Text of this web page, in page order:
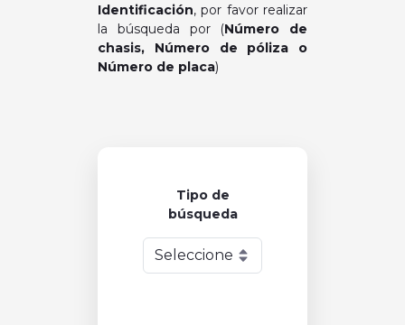
Identificación, por favor realizar
la búsqueda por (Número de
chasis, Número de póliza o
Número de placa)
Tipo de
búsqueda